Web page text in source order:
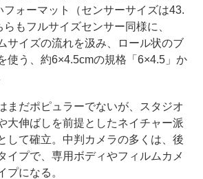
フォーマット（センサーサイズは43.
もフルサイズセンサー同様に、
サイズの流れを汲み、ロール状のブ
使う、約6×4.5cmの規格「6×4.5」か
まだポピュラーでないが、スタジオ
大伸ばしを前提としたネイチャー派
して確立。中判カメラの多くは、後
イプで、専用ボディやフィルムカメ
プになる。